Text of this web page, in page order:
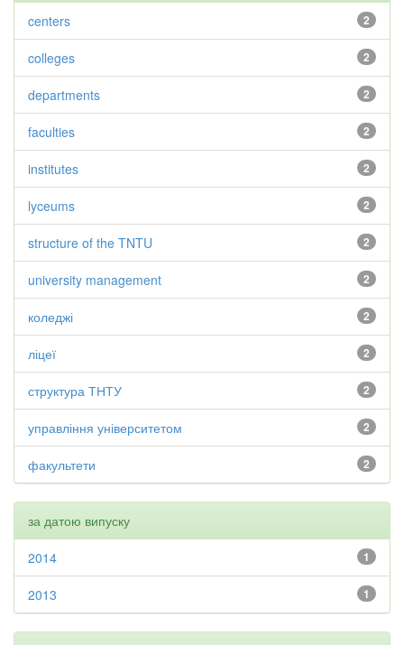
2
centers
2
colleges
2
departments
2
faculties
2
institutes
2
lyceums
2
structure of the TNTU
2
university management
2
коледжі
2
ліцеї
2
структура ТНТУ
2
управління університетом
2
факультети
за датою випуску
1
2014
1
2013